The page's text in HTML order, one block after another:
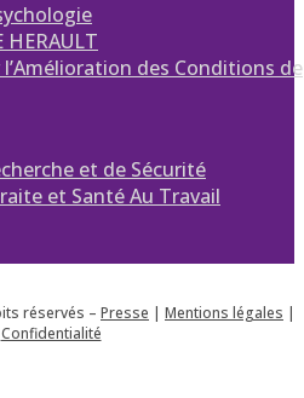
HERAULT
des Conditions de
et de Sécurité
et Santé Au Travail
réservés – Presse | Mentions légales |
Confidentialité